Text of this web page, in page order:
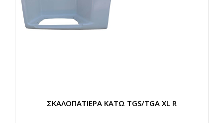
ΣΚΑΛΟΠΑΤΙΕΡΑ ΚΑΤΩ TGS/TGA XL R